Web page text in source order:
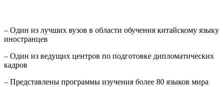
– Один из лучших вузов в области обучения китайскому языку
иностранцев
– Один из ведущих центров по подготовке дипломатических
кадров
– Представлены программы изучения более 80 языков мира